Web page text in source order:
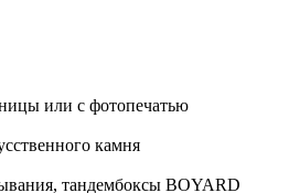
или с фотопечатью
камня
тандембоксы BOYARD